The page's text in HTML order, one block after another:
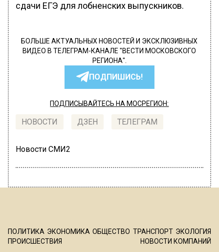
сдачи ЕГЭ для лобненских выпускников.
БОЛЬШЕ АКТУАЛЬНЫХ НОВОСТЕЙ И ЭКСКЛЮЗИВНЫХ
ВИДЕО В ТЕЛЕГРАМ-КАНАЛЕ "ВЕСТИ МОСКОВСКОГО
РЕГИОНА".
ПОДПИШИСЬ!
ПОДПИСЫВАЙТЕСЬ НА МОСРЕГИОН:
НОВОСТИ ДЗЕН ТЕЛЕГРАМ
Новости СМИ2
ПОЛИТИКА ЭКОНОМИКА ОБЩЕСТВО ТРАНСПОРТ ЭКОЛОГИЯ
ПРОИСШЕСТВИЯ
НОВОСТИ КОМПАНИЙ